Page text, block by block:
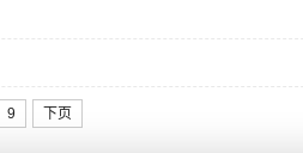
9 下页